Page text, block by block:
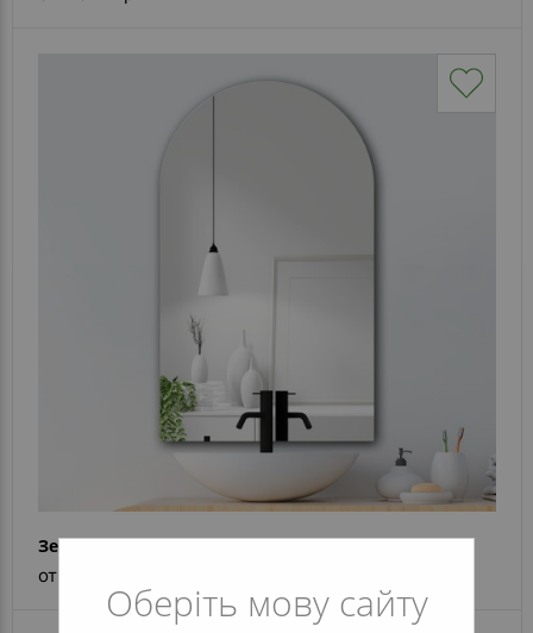
Оберіть мову сайту
Зеркало Venera
от 1 817 грн